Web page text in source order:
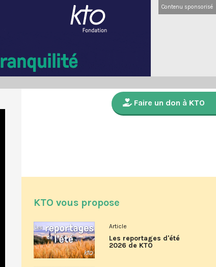
Contenu sponsorisé
Faire un don à KTO
KTO vous propose
Article
Les reportages d'été
2026 de KTO